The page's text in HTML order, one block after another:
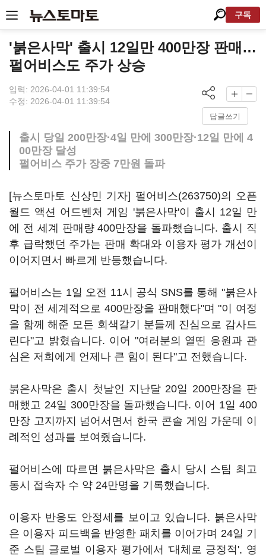
구독
'붉은사막' 출시 12일만 400만장 판매…
펄어비스도 주가 상승
입력: 2026-04-01 11:39:54
수정: 2026-04-01 11:39:54
답글쓰기
출시 당일 200만장·4일 만에 300만장·12일 만에 4
00만장 달성
펄어비스 주가 장중 7만원 돌파
[뉴스토마토 신상민 기자] 펄어비스(263750)의 오픈
월드 액션 어드벤처 게임 '붉은사막'이 출시 12일 만
에 전 세계 판매량 400만장을 돌파했습니다. 출시 직
후 급락했던 주가는 판매 확대와 이용자 평가 개선이
이어지면서 빠르게 반등했습니다.
펄어비스는 1일 오전 11시 공식 SNS를 통해 "붉은사
막이 전 세계적으로 400만장을 판매했다"며 "이 여정
을 함께 해준 모든 회색갈기 분들께 진심으로 감사드
린다"고 밝혔습니다. 이어 "여러분의 열띤 응원과 관
심은 저희에게 언제나 큰 힘이 된다"고 전했습니다.
붉은사막은 출시 첫날인 지난달 20일 200만장을 판
매했고 24일 300만장을 돌파했습니다. 이어 1일 400
만장 고지까지 넘어서면서 한국 콘솔 게임 가운데 이
례적인 성과를 보여줬습니다.
펄어비스에 따르면 붉은사막은 출시 당시 스팀 최고
동시 접속자 수 약 24만명을 기록했습니다.
이용자 반응도 안정세를 보이고 있습니다. 붉은사막
은 이용자 피드백을 반영한 패치를 이어가며 24일 기
준 스팀 글로벌 이용자 평가에서 '대체로 긍정적', 영